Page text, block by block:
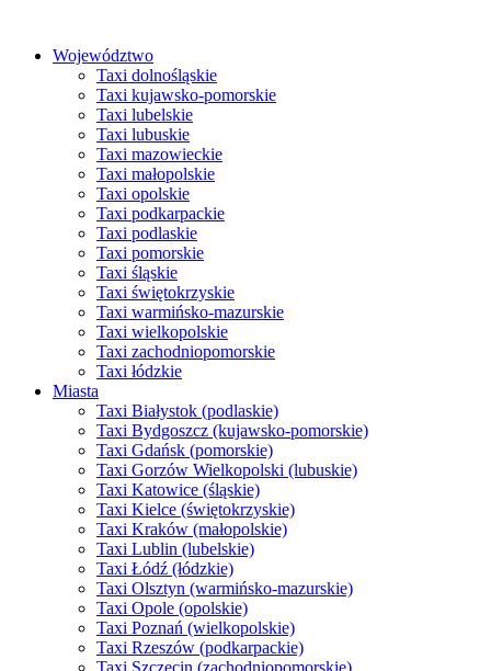
treści
Województwo
Taxi dolnośląskie
Taxi kujawsko-pomorskie
Taxi lubelskie
Taxi lubuskie
Taxi mazowieckie
Taxi małopolskie
Taxi opolskie
Taxi podkarpackie
Taxi podlaskie
Taxi pomorskie
Taxi śląskie
Taxi świętokrzyskie
Taxi warmińsko-mazurskie
Taxi wielkopolskie
Taxi zachodniopomorskie
Taxi łódzkie
Miasta
Taxi Białystok (podlaskie)
Taxi Bydgoszcz (kujawsko-pomorskie)
Taxi Gdańsk (pomorskie)
Taxi Gorzów Wielkopolski (lubuskie)
Taxi Katowice (śląskie)
Taxi Kielce (świętokrzyskie)
Taxi Kraków (małopolskie)
Taxi Lublin (lubelskie)
Taxi Łódź (łódzkie)
Taxi Olsztyn (warmińsko-mazurskie)
Taxi Opole (opolskie)
Taxi Poznań (wielkopolskie)
Taxi Rzeszów (podkarpackie)
Taxi Szczecin (zachodniopomorskie)